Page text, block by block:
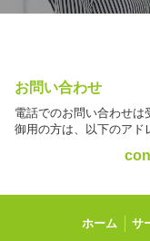
お問い合わせ
電話でのお問い合わせは
御用の方は、以下のアド
ホーム サ